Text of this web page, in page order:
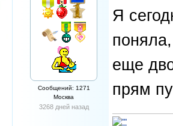
Сообщений: 1271
Москва
3268 дней назад
Я
еще
прям